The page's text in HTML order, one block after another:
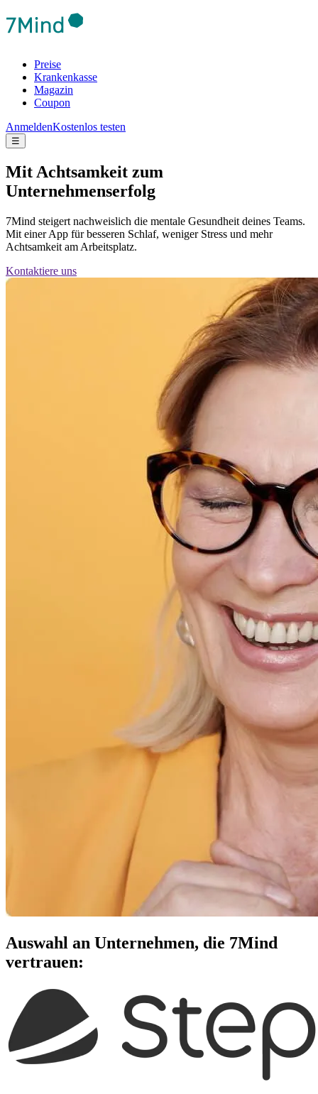
Preise
Krankenkasse
Magazin
Coupon
AnmeldenKostenlos testen
☰
Mit Achtsamkeit zum
Unternehmenserfolg
7Mind steigert nachweislich die mentale Gesundheit deines Teams.
Mit einer App für besseren Schlaf, weniger Stress und mehr
Achtsamkeit am Arbeitsplatz.
Kontaktiere uns
Auswahl an Unternehmen, die 7Mind
vertrauen: